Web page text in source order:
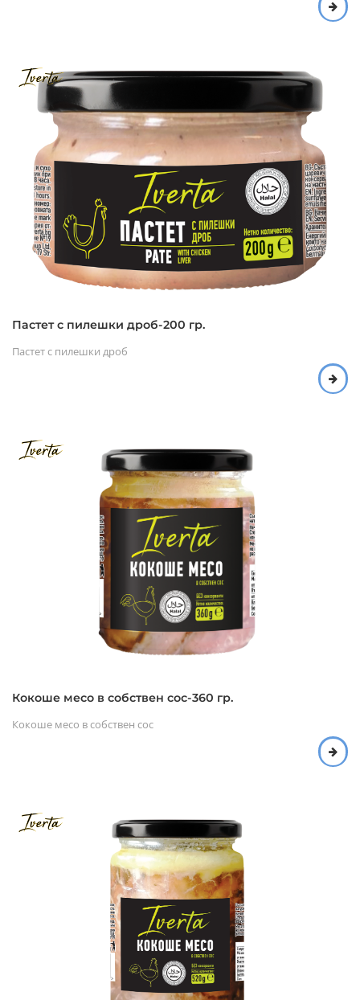
Пастет с пилешки дроб-200 гр.
Пастет с пилешки дроб
Кокоше месо в собствен сос-360 гр.
Кокоше месо в собствен сос